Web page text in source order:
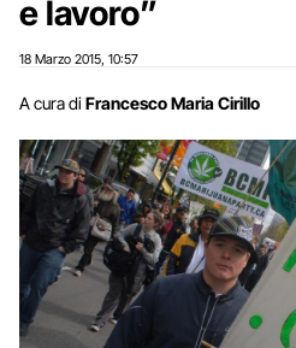
e lavoro”
18 Marzo 2015 10:57
A cura di Francesco Maria Cirillo